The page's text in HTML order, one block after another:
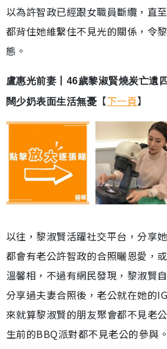
以為許智政已經跟女職員斷纜，直
都背住她維繫住不見光的關係，令
態。
盧惠光前妻丨46歲黎淑賢燒炭亡遺
闊少奶表面生活無憂 【下一頁】
以往，黎淑賢活躍社交平台，分享
都會有老公許智政的合照曬恩愛，
溫馨相，不過有網民發現，黎淑賢
分享過夫妻合照後，老公就在她的
來就算黎淑賢的朋友聚會都不見老
生前的BBQ派對都不見老公的參與。